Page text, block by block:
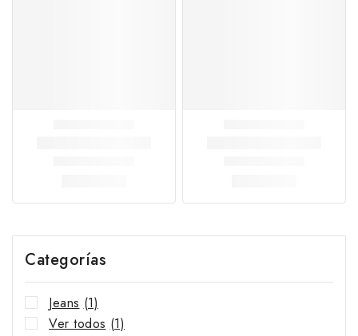
Categorías
Jeans (1)
Ver todos (1)